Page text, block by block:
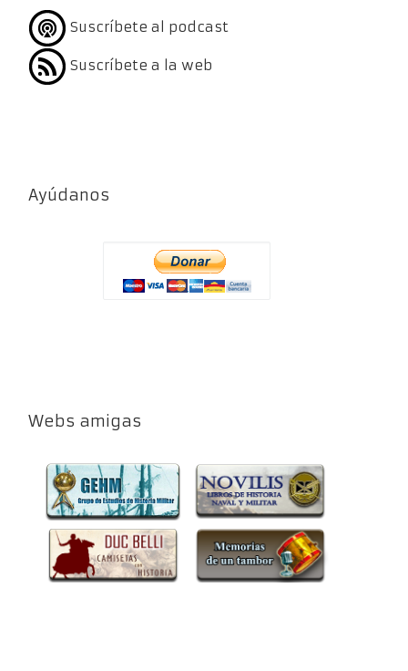
Suscríbete al podcast
Suscríbete a la web
Ayúdanos
Webs amigas